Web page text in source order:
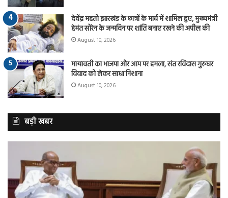
देवेंद्र महतो झारखंड के छात्रों के मार्च में शामिल हुए, मुख्यमंत्री
हेमंत सोरेन के जन्मदिन पर शांति बनाए रखने की अपील की
August 10, 2026
मायावती का भाजपा और आप पर हमला, संत रविदास गुरुघर
विवाद को लेकर साधा निशाना
August 10, 2026
बड़ी खबर